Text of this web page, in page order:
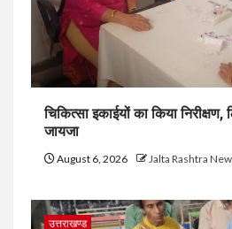
चिकित्सा इकाईयों का किया
जायजा
August 6, 2026 Jalta Rashtra
उत्तराखण्ड